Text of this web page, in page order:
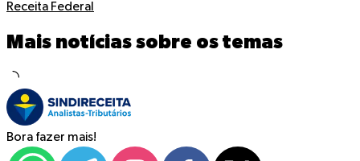
Receita Federal
Mais notícias sobre os temas
Bora fazer mais!